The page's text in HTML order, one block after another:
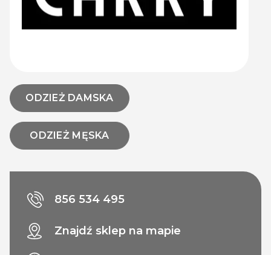
ODZIEŻ DAMSKA
ODZIEŻ MĘSKA
856 534 495
Znajdź sklep na mapie